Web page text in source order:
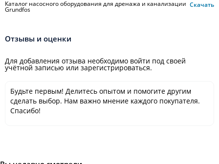
Каталог насосного оборудования для дренажа и канализации
Grundfos
Скачать
Отзывы и оценки
Для добавления отзыва необходимо войти под своей
учётной записью или зарегистрироваться.
Будьте первым! Делитесь опытом и помогите другим
сделать выбор. Нам важно мнение каждого покупателя.
Спасибо!